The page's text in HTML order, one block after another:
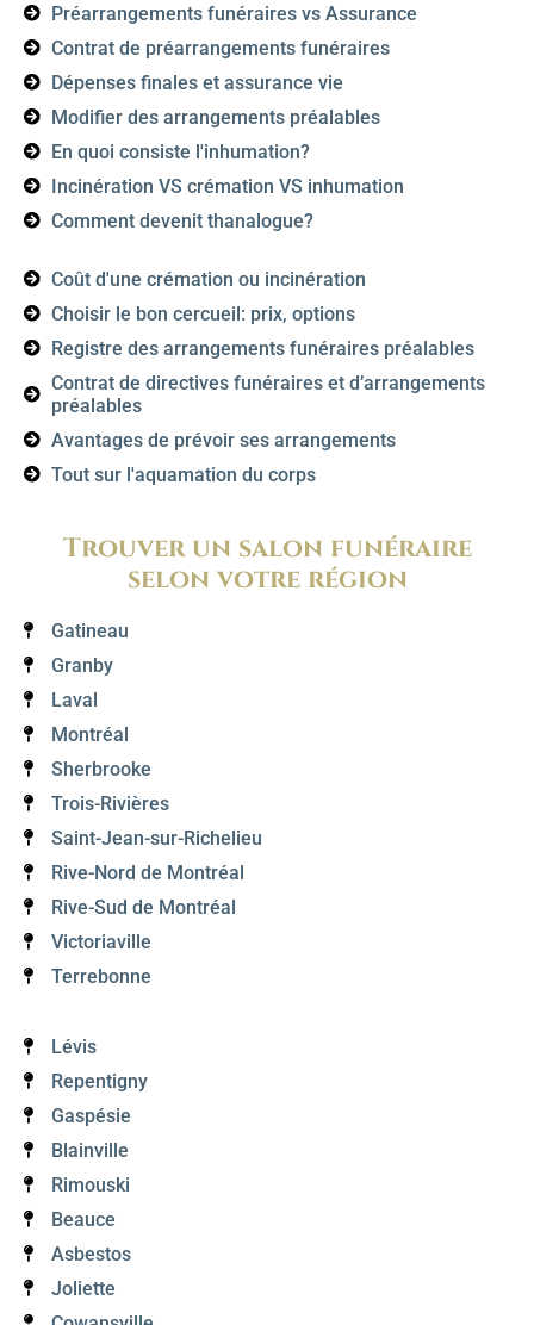
Préarrangements funéraires vs Assurance
Contrat de préarrangements funéraires
Dépenses finales et assurance vie
Modifier des arrangements préalables
En quoi consiste l'inhumation?
Incinération VS crémation VS inhumation
Comment devenit thanalogue?
Coût d'une crémation ou incinération
Choisir le bon cercueil: prix, options
Registre des arrangements funéraires préalables
Contrat de directives funéraires et d’arrangements
préalables
Avantages de prévoir ses arrangements
Tout sur l'aquamation du corps
Trouver un salon funéraire
selon votre région
Gatineau
Granby
Laval
Montréal
Sherbrooke
Trois-Rivières
Saint-Jean-sur-Richelieu
Rive-Nord de Montréal
Rive-Sud de Montréal
Victoriaville
Terrebonne
Lévis
Repentigny
Gaspésie
Blainville
Rimouski
Beauce
Asbestos
Joliette